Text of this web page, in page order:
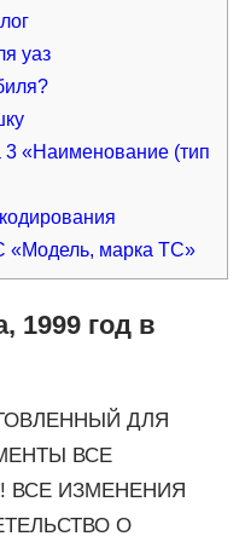
уаз
«Наименование (тип
«Модель, марка ТС»
1999 год в
ДЛЯ
ВСЕ
ВСЕ ИЗМЕНЕНИЯ
О